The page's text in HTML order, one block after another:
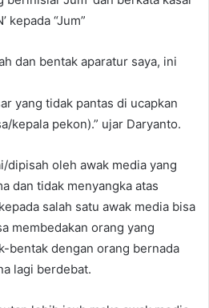
kepada “Jum”
dan bentak aparatur saya, ini
yang tidak pantas di ucapkan
kepala pekon).” ujar Daryanto.
dipisah oleh awak media yang
dan tidak menyangka atas
salah satu awak media bisa
membedakan orang yang
bentak dengan orang bernada
lagi berdebat.